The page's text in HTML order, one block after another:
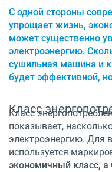
С одной стороны
упрощает жизнь,
может существенно
электроэнергию.
сушильная машина и
будет эффективной,
Класс
Класс
показывает,
электроэнергию. Для
используется
экономичный класс,